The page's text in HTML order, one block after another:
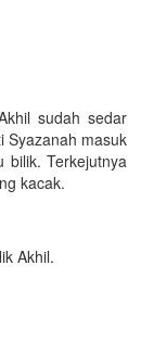
sudah sedar
Syazanah masuk
bilik. Terkejutnya
kacak.
Akhil.